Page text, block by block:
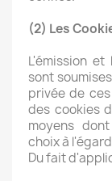
(2) Les
L'émission
sont
privée de
des cookies
moyens
choix à
Du fait